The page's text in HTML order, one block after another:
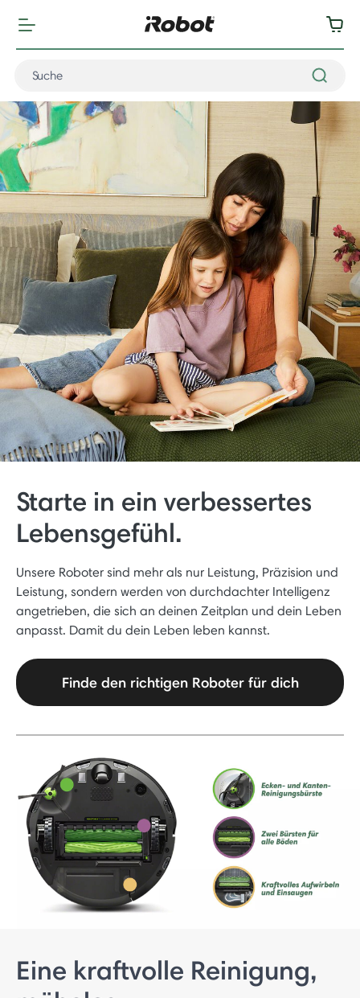
Starte in ein verbessertes
Lebensgefühl.
Unsere Roboter sind mehr als nur Leistung, Präzision und
Leistung, sondern werden von durchdachter Intelligenz
angetrieben, die sich an deinen Zeitplan und dein Leben
anpasst. Damit du dein Leben leben kannst.
Finde den richtigen Roboter für dich
Eine kraftvolle Reinigung,